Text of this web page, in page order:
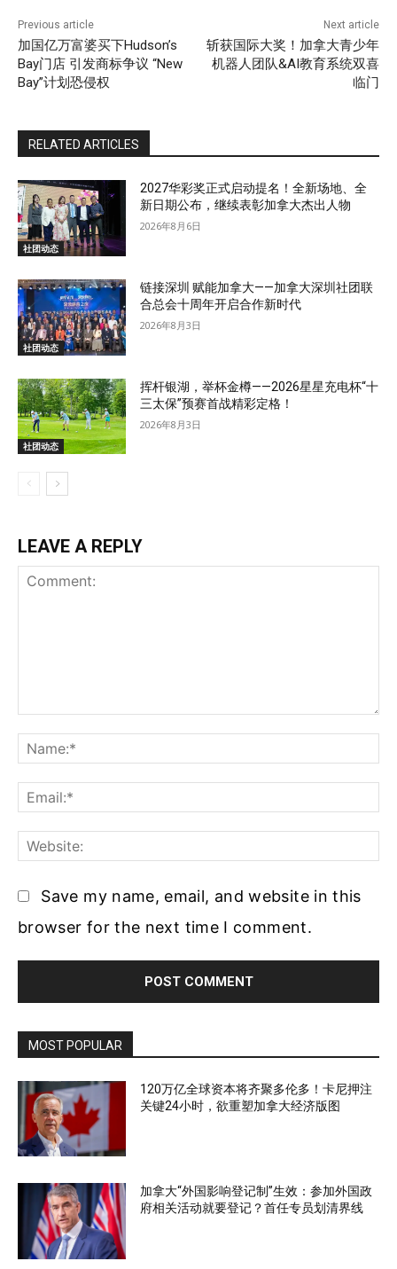
Previous article
加国亿万富婆买下Hudson’s
Bay门店 引发商标争议 “New
Bay”计划恐侵权
Next article
斩获国际大奖！加拿大青少年
机器人团队&AI教育系统双喜
临门
RELATED ARTICLES
社团动态
2027华彩奖正式启动提名！全新场地、全
新日期公布，继续表彰加拿大杰出人物
2026年8月6日
社团动态
链接深圳 赋能加拿大——加拿大深圳社团联
合总会十周年开启合作新时代
2026年8月3日
社团动态
挥杆银湖，举杯金樽——2026星星充电杯“十
三太保”预赛首战精彩定格！
2026年8月3日
LEAVE A REPLY
Save my name, email, and website in this
browser for the next time I comment.
MOST POPULAR
120万亿全球资本将齐聚多伦多！卡尼押注
关键24小时，欲重塑加拿大经济版图
加拿大“外国影响登记制”生效：参加外国政
府相关活动就要登记？首任专员划清界线